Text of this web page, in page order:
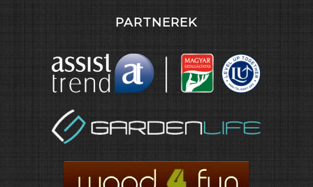
PARTNEREK